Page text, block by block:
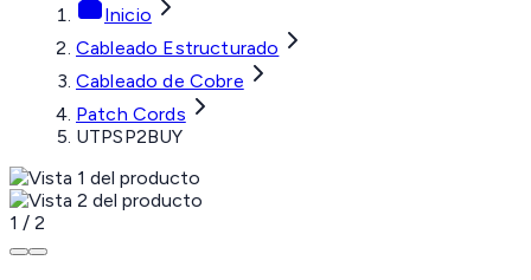
Inicio
Cableado Estructurado
Cableado de Cobre
Patch Cords
UTPSP2BUY
1 / 2